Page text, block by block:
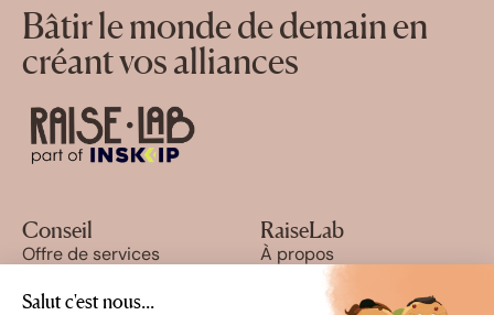
Bâtir le monde de demain en
créant vos alliances
Conseil
Offre de services
Ressources
RaiseLab
À propos
Nous rejoindre
Salut c'est nous...